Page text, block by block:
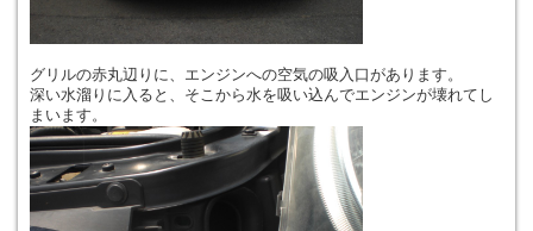
グリルの赤丸辺りに、エンジンへの空気の吸入口があります。
深い水溜りに入ると、そこから水を吸い込んでエンジンが壊れてし
まいます。